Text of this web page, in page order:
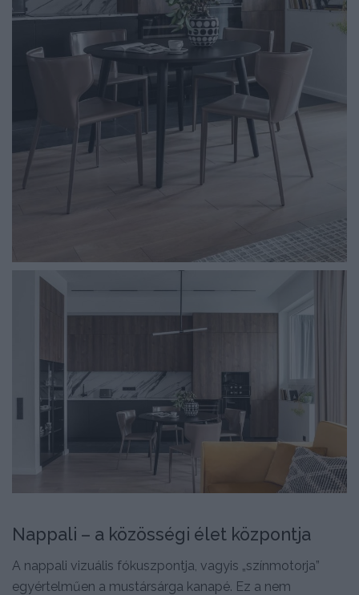
Nappali – a közösségi élet központja
A nappali vizuális fókuszpontja, vagyis „színmotorja”
egyértelműen a mustársárga kanapé. Ez a nem